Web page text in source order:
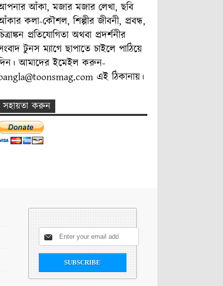
আঁকা, মজার মজার লেখা, ছবি
কলা-কৌশল, শিল্পীর জীবনী, প্রবন্ধ,
প্রতিযোগিতা অথবা প্রদর্শনীর
টুনস ম্যাগে ছাপাতে চাইলে পাঠিয়ে
আমাদের ইমেইল করুন-
এই ঠিকানায়।
সহায়তা করুন